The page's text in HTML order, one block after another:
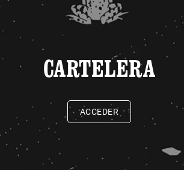
CARTELERA
ACCEDER